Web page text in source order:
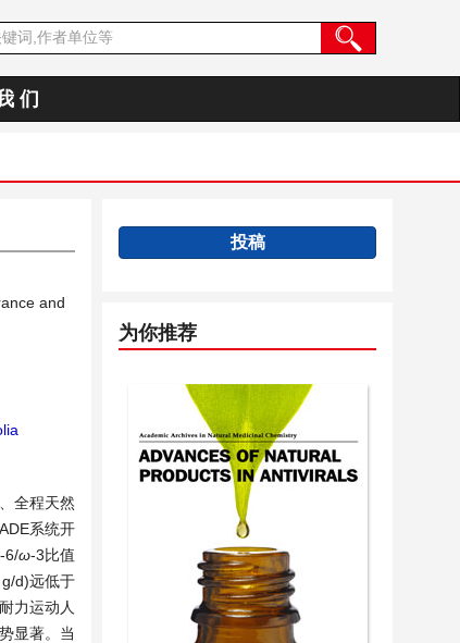
们
and
全程天然
系统开
-6/ω-3比值
d)远低于
力运动人
显著。当
投稿
为你推荐